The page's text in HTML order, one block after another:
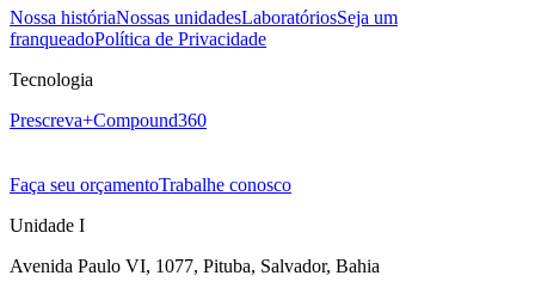
Nossa históriaNossas unidadesLaboratóriosSeja um
franqueadoPolítica de Privacidade
Tecnologia
Prescreva+Compound360
Faça seu orçamentoTrabalhe conosco
Unidade I
Avenida Paulo VI, 1077, Pituba, Salvador, Bahia